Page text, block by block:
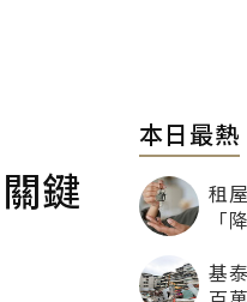
鍵
本日最熱
租
「
基